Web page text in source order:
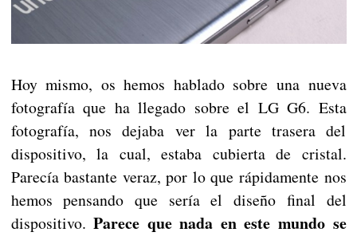
Hoy mismo, os hemos hablado sobre una nueva
fotografía que ha llegado sobre el LG G6. Esta
fotografía, nos dejaba ver la parte trasera del
dispositivo, la cual, estaba cubierta de cristal.
Parecía bastante veraz, por lo que rápidamente nos
hemos pensando que sería el diseño final del
dispositivo.Parece que nada en este mundo se